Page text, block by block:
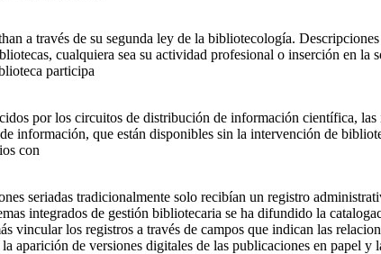
a través de su segunda ley de la bibliotecología.
cualquiera sea su actividad profesional o inserción en la
participa
por los circuitos de distribución de información científica, las
información, que están disponibles sin la intervención de
con
seriadas tradicionalmente solo recibían un registro
integrados de gestión bibliotecaria se ha difundido la
los registros a través de campos que indican las
aparición de versiones digitales de las publicaciones en papel y